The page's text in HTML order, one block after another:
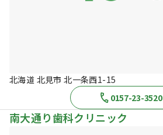
北海道 北見市 北一条西1-15
0157-23-3520
南大通り歯科クリニック